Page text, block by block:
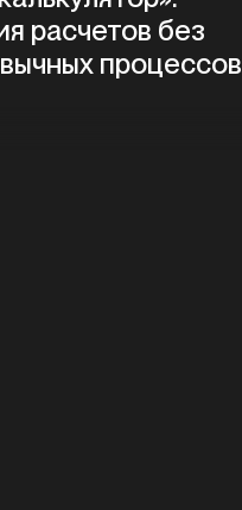
расчетов без
процессов